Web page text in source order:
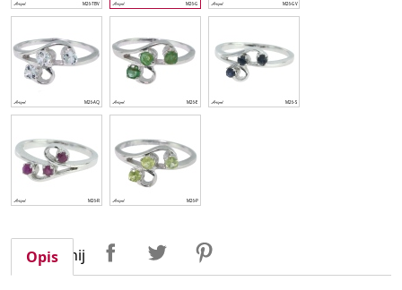
Udostępnij UdostępnijTweetuj
Opis